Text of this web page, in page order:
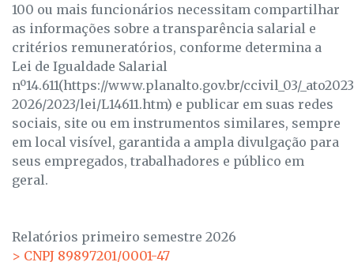
100 ou mais funcionários necessitam compartilhar
as informações sobre a transparência salarial e
critérios remuneratórios, conforme determina a
Lei de Igualdade Salarial
nº14.611(https://www.planalto.gov.br/ccivil_03/
2026/2023/lei/L14611.htm) e publicar em suas redes
sociais, site ou em instrumentos similares, sempre
em local visível, garantida a ampla divulgação para
seus empregados, trabalhadores e público em
geral.
Relatórios primeiro semestre 2026
> CNPJ 89897201/0001-47